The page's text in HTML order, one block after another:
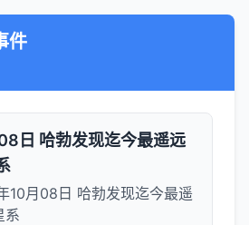
件
日 哈勃发现迄今最遥远
10月08日 哈勃发现迄今最遥
系